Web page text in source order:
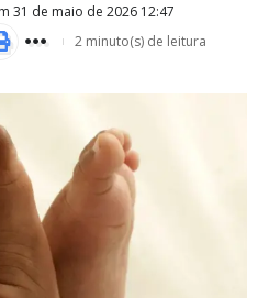
31 de maio de 2026 12:47
2 minuto(s) de leitura